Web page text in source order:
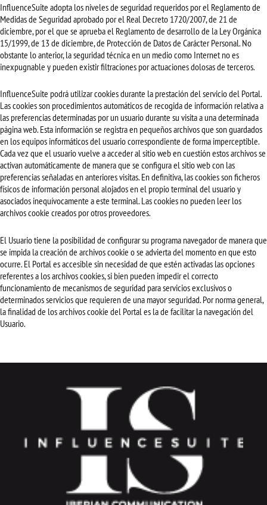
InfluenceSuite adopta los niveles de seguridad requeridos por el Reglamento de
Medidas de Seguridad aprobado por el Real Decreto 1720/2007, de 21 de
diciembre, por el que se aprueba el Reglamento de desarrollo de la Ley Orgánica
15/1999, de 13 de diciembre, de Protección de Datos de Carácter Personal. No
obstante lo anterior, la seguridad técnica en un medio como Internet no es
inexpugnable y pueden existir filtraciones por actuaciones dolosas de terceros.
InfluenceSuite podrá utilizar cookies durante la prestación del servicio del Portal.
Las cookies son procedimientos automáticos de recogida de información relativa a
las preferencias determinadas por un usuario durante su visita a una determinada
página web. Esta información se registra en pequeños archivos que son guardados
en los equipos informáticos del usuario correspondiente de forma imperceptible.
Cada vez que el usuario vuelve a acceder al sitio web en cuestión estos archivos se
activan automáticamente de manera que se configura el sitio web con las
preferencias señaladas en anteriores visitas. En definitiva, las cookies son ficheros
físicos de información personal alojados en el propio terminal del usuario y
asociados inequívocamente a este terminal. Las cookies no pueden leer los
archivos cookie creados por otros proveedores.
El Usuario tiene la posibilidad de configurar su programa navegador de manera que
se impida la creación de archivos cookie o se advierta del momento en que esto
ocurre. El Portal es accesible sin necesidad de que estén activadas las opciones
referentes a los archivos cookies, si bien pueden impedir el correcto
funcionamiento de mecanismos de seguridad para servicios exclusivos o
determinados servicios que requieren de una mayor seguridad. Por norma general,
la finalidad de los archivos cookie del Portal es la de facilitar la navegación del
Usuario.